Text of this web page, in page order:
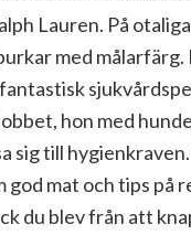
Lauren. På
med målarfärg.
hon med
sig till hygienkraven.
god mat och tips på
du blev från att